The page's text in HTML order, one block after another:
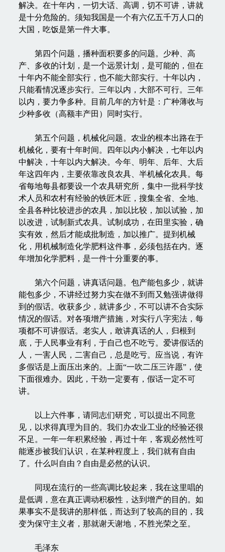
解决。在十年内，一切大话、高调，切不可讲，讲就
是十分危险的。须知我国是一个有六亿五千万人口的
大国，吃饭是第一件大事。
第四个问题，播种面积要多的问题。少种、高
产、多收的计划，是一个远景计划，是可能的，但在
十年内不能全部实行，也不能大部实行。十年以内，
只能看情况逐步实行。三年以内，大部不可行。三年
以内，要力争多种。目前几年的方针是：广种薄收与
少种多收（高额丰产田）同时实行。
第五个问题，机械化问题。农业的根本出路在于
机械化，要有十年时间。四年以内小解决，七年以内
中解决，十年以内大解决。今年、明年、后年、大后
年这四年内，主要依靠改良农具、半机械化农具。每
省每地每县都要设一个农具研究所，集中一批科学技
术人员和农村有经验的铁匠木匠，搜集全省、全地、
全县各种比较进步的农具，加以比较，加以试验，加
以改进，试制新式农具。试制成功，在田里实验，确
实有效，然后才能成批制造，加以推广。提到机械
化，用机械制造化学肥料这件事，必须包括在内。逐
年增加化学肥料，是一件十分重要的事。
第六个问题，讲真话问题。包产能包多少，就讲
能包多少，不讲经过努力实在做不到而又勉强讲做得
到的假话。收获多少，就讲多少，不可以讲不合实际
情况的假话。对各项增产措施，对实行八字宪法，每
项都不可讲假话。老实人，敢讲真话的人，归根到
底，于人民事业有利，于自己也不吃亏。爱讲假话的
人，一害人民，二害自己，总是吃亏。应当说，有许
多假话是上面压出来的。上面“一吹二压三许愿”，使
下面很难办。因此，干劲一定要有，假话一定不可
讲。
以上六件事，请同志们研究，可以提出不同意
见，以求得真理为目的。我们办农业工业的经验还很
不足。一年一年积累经验，再过十年，客观必然性可
能逐步被我们认识，在某种程度上，我们就有自由
了。什么叫自由？自由是必然的认识。
同现在流行的一些高调比较起来，我在这里唱的
是低调，意在真正调动积极性，达到增产的目的。如
果事实不是我讲的那样低，而达到了较高的目的，我
变为保守主义者，那就谢天谢地，不胜光荣之至。
毛泽东